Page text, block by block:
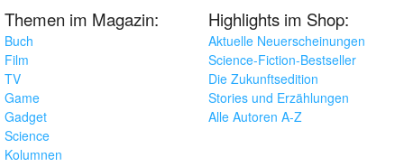
Themen im Magazin:
Buch
Film
TV
Game
Gadget
Science
Kolumnen
Highlights im Shop:
Aktuelle Neuerscheinungen
Science-Fiction-Bestseller
Die Zukunftsedition
Stories und Erzählungen
Alle Autoren A-Z